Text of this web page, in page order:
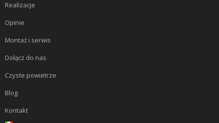
Realizacje
Opinie
Montaż i serwis
Dołącz do nas
Czyste powietrze
Blog
Kontakt